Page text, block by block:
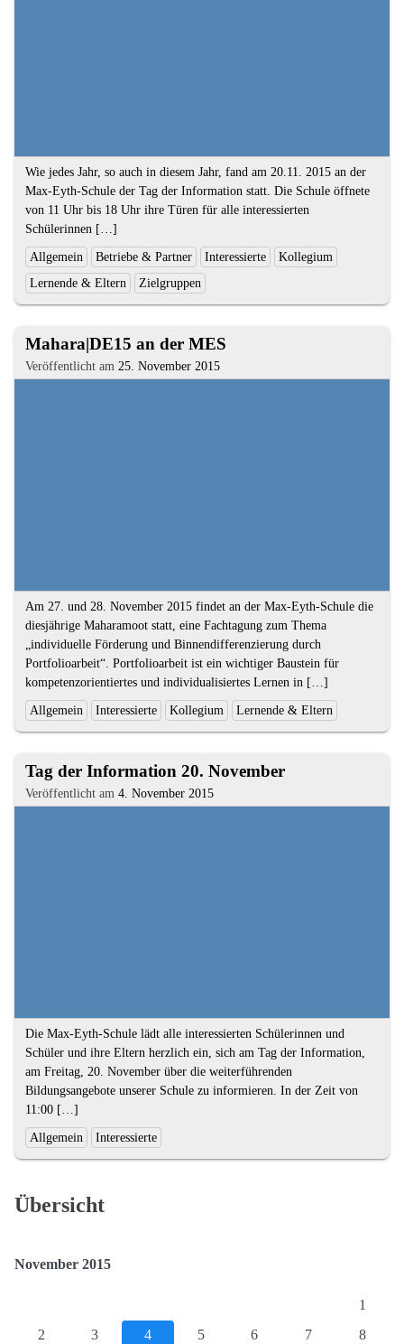
Textauszug
Wie jedes Jahr, so auch in diesem Jahr, fand am 20.11. 2015 an der
Max-Eyth-Schule der Tag der Information statt. Die Schule öffnete
von 11 Uhr bis 18 Uhr ihre Türen für alle interessierten
Schülerinnen […]
Ende
des
Textauszugs
Kategorien
und
Schlagworte:
Allgemein Betriebe & Partner Interessierte
Kollegium
Lernende & Eltern
Zielgruppen
2.
Artikel
Mahara|DE15 an der MES
Veröffentlicht am 25. November 2015
Textauszug
Am 27. und 28. November 2015 findet an der Max-Eyth-Schule die
diesjährige Maharamoot statt, eine Fachtagung zum Thema
„individuelle Förderung und Binnendifferenzierung durch
Portfolioarbeit“. Portfolioarbeit ist ein wichtiger Baustein für
kompetenzorientiertes und individualisiertes Lernen in […]
Ende
des
Textauszugs
Kategorien
und
Allgemein Interessierte Kollegium Lernende & Eltern
3.
Artikel
Tag der Information 20. November
Veröffentlicht am 4. November 2015
Textauszug
Die Max-Eyth-Schule lädt alle interessierten Schülerinnen und
Schüler und ihre Eltern herzlich ein, sich am Tag der Information,
am Freitag, 20. November über die weiterführenden
Bildungsangebote unserer Schule zu informieren. In der Zeit von
11:00 […]
Ende
des
Textauszugs
Kategorien
und
Allgemein Interessierte
Übersicht
November 2015
1
2
3 4 5 6 7
8